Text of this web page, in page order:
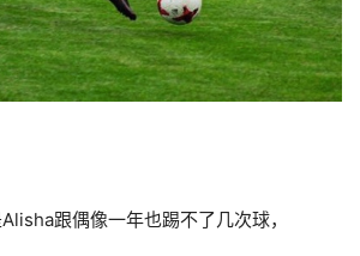
跟偶像一年也踢不了几次球，